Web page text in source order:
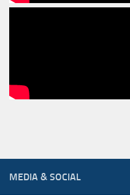
MEDIA & SOCIAL